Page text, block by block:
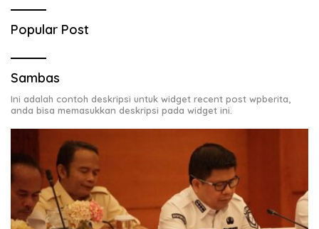
Popular Post
Sambas
Ini adalah contoh deskripsi untuk widget recent post wpberita,
anda bisa memasukkan deskripsi pada widget ini.